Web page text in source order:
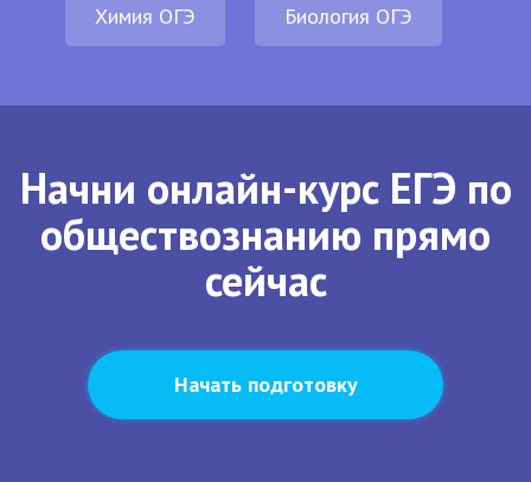
Химия ОГЭ Биология ОГЭ
Начни онлайн-курс ЕГЭ по
обществознанию прямо
сейчас
Начать подготовку